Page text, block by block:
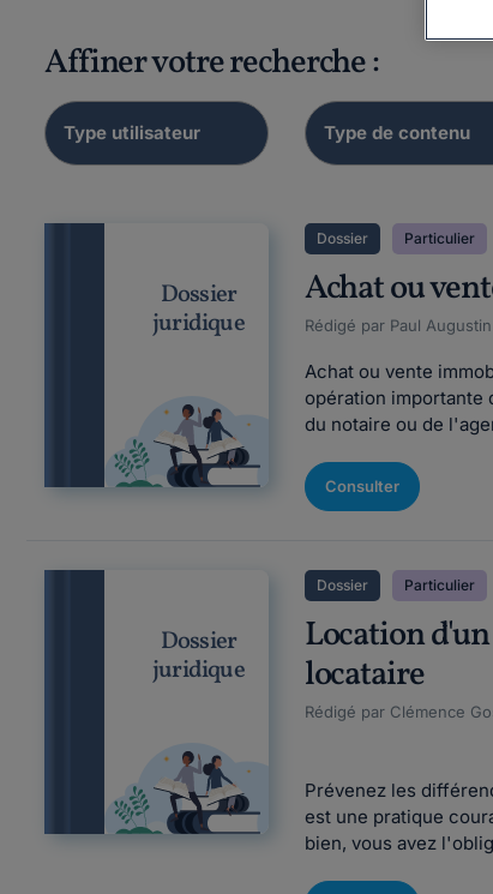
Affiner votre recherche :
Dossier
juridique
Dossier Particulier
Achat ou
Rédigé par Paul
Achat ou vente
opération importante
du notaire ou de
Consulter
Dossier
juridique
Dossier Particulier
Location
locataire
Rédigé par Clémence
Prévenez les
est une pratique
bien, vous avez